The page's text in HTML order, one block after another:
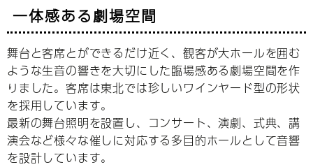
一体感ある劇場空間
舞台と客席とができるだけ近く、観客が大ホールを囲む
ような生音の響きを大切にした臨場感ある劇場空間を作
りました。客席は東北では珍しいワインヤード型の形状
を採用しています。
最新の舞台照明を設置し、コンサート、演劇、式典、講
演会など様々な催しに対応する多目的ホールとして音響
を設計しています。